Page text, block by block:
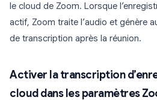
le cloud de Zoom. Lorsque
actif, Zoom traite l’audio et génère
de transcription après la réunion.
Activer la transcription
cloud dans les paramètres